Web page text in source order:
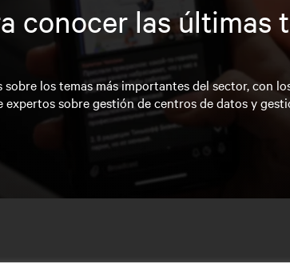
conocer las últimas
los temas más importantes del sector, con
sobre gestión de centros de datos y